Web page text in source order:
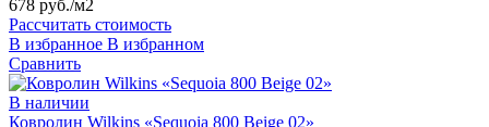
678 руб./м2
Рассчитать стоимость
В избранное В избранном
Сравнить
В наличии
Ковролин Wilkins «Sequoia 800 Beige 02»